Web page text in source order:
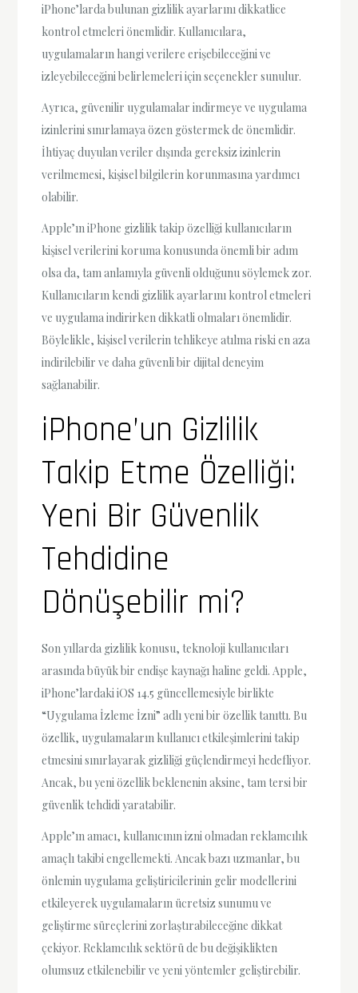
iPhone’larda bulunan gizlilik ayarlarını dikkatlice
kontrol etmeleri önemlidir. Kullanıcılara,
uygulamaların hangi verilere erişebileceğini ve
izleyebileceğini belirlemeleri için seçenekler sunulur.
Ayrıca, güvenilir uygulamalar indirmeye ve uygulama
izinlerini sınırlamaya özen göstermek de önemlidir.
İhtiyaç duyulan veriler dışında gereksiz izinlerin
verilmemesi, kişisel bilgilerin korunmasına yardımcı
olabilir.
Apple’ın iPhone gizlilik takip özelliği kullanıcıların
kişisel verilerini koruma konusunda önemli bir adım
olsa da, tam anlamıyla güvenli olduğunu söylemek zor.
Kullanıcıların kendi gizlilik ayarlarını kontrol etmeleri
ve uygulama indirirken dikkatli olmaları önemlidir.
Böylelikle, kişisel verilerin tehlikeye atılma riski en aza
indirilebilir ve daha güvenli bir dijital deneyim
sağlanabilir.
iPhone’un Gizlilik
Takip Etme Özelliği:
Yeni Bir Güvenlik
Tehdidine
Dönüşebilir mi?
Son yıllarda gizlilik konusu, teknoloji kullanıcıları
arasında büyük bir endişe kaynağı haline geldi. Apple,
iPhone’lardaki iOS 14.5 güncellemesiyle birlikte
“Uygulama İzleme İzni” adlı yeni bir özellik tanıttı. Bu
özellik, uygulamaların kullanıcı etkileşimlerini takip
etmesini sınırlayarak gizliliği güçlendirmeyi hedefliyor.
Ancak, bu yeni özellik beklenenin aksine, tam tersi bir
güvenlik tehdidi yaratabilir.
Apple’ın amacı, kullanıcının izni olmadan reklamcılık
amaçlı takibi engellemekti. Ancak bazı uzmanlar, bu
önlemin uygulama geliştiricilerinin gelir modellerini
etkileyerek uygulamaların ücretsiz sunumu ve
geliştirme süreçlerini zorlaştırabileceğine dikkat
çekiyor. Reklamcılık sektörü de bu değişiklikten
olumsuz etkilenebilir ve yeni yöntemler geliştirebilir.